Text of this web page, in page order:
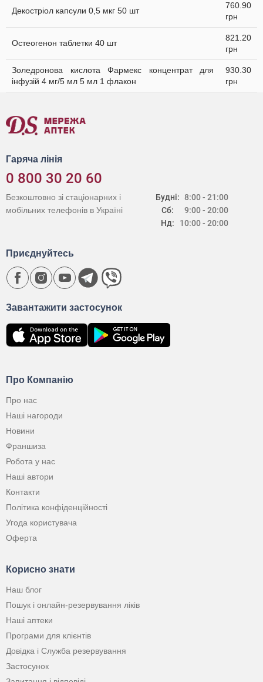
Декостріол капсули 0,5 мкг 50 шт
760.90
грн
Остеогенон таблетки 40 шт
821.20
грн
Золедронова кислота Фармекс концентрат для
інфузій 4 мг/5 мл 5 мл 1 флакон
930.30
грн
Гаряча лінія
0 800 30 20 60
Будні:
Сб:
Нд:
8:00 - 21:00
9:00 - 20:00
10:00 - 20:00
Безкоштовно зі стаціонарних і
мобільних телефонів в Україні
Про Компанію
Про нас
Наші нагороди
Новини
Франшиза
Робота у нас
Наші автори
Контакти
Політика конфіденційності
Угода користувача
Оферта
Корисно знати
Наш блог
Пошук і онлайн-резервування ліків
Наші аптеки
Програми для клієнтів
Довідка і Служба резервування
Застосунок
Завантажити застосунок
Приєднуйтесь